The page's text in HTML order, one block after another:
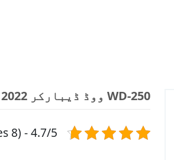
WD-250 ووڈ ڈیبارکر 2022 میں ترکی بھیج دیا گیا۔
4.7/5 - (8 votes)